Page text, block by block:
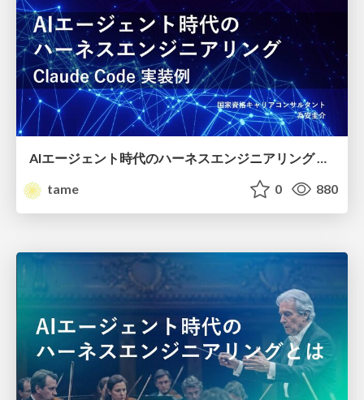
AIエージェント時代のハーネスエンジニアリング Claude Code実装編
tame
0 880